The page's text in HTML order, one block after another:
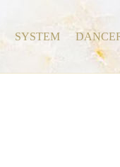
SYSTEM